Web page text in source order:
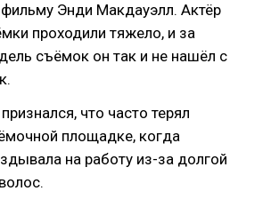
Энди Макдауэлл. Актёр
проходили тяжело, и за
съёмок он так и не нашёл с
что часто терял
площадке, когда
на работу из-за долгой